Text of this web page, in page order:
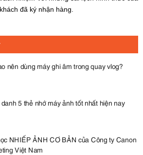
đã ký nhận hàng.
nên dùng máy ghi âm trong quay vlog?
5 thẻ nhớ máy ảnh tốt nhất hiện nay
NHIẾP ẢNH CƠ BẢN của Công ty Canon
Việt Nam